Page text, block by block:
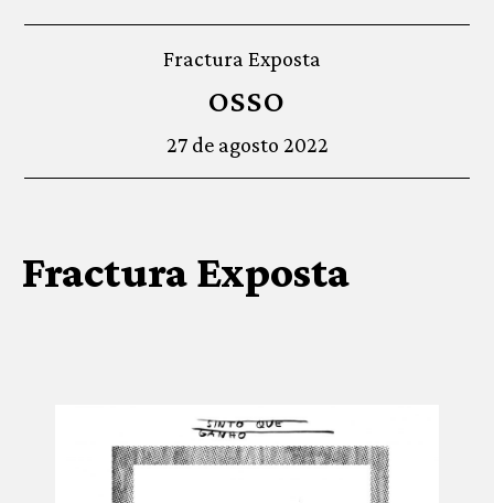
Fractura Exposta
OSSO
27 de agosto 2022
Fractura Exposta